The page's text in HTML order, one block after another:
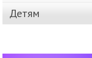
Детям